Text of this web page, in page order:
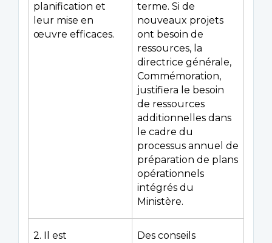
planification et
leur mise en
œuvre efficaces.
terme. Si de
nouveaux projets
ont besoin de
ressources, la
directrice générale,
Commémoration,
justifiera le besoin
de ressources
additionnelles dans
le cadre du
processus annuel de
préparation de plans
opérationnels
intégrés du
Ministère.
2. Il est
Des conseils